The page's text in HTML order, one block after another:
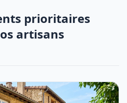
prioritaires
artisans